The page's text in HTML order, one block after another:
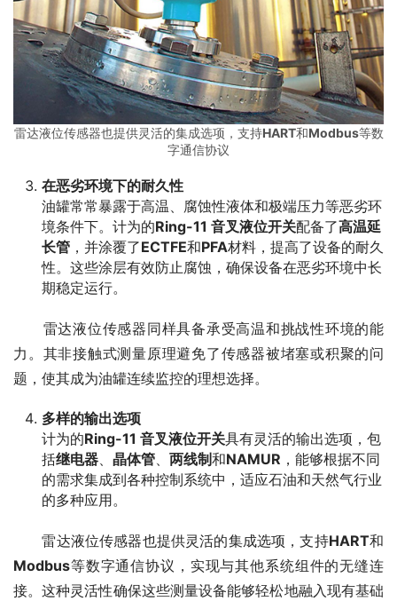
雷达液位传感器也提供灵活的集成选项，支持HART和Modbus等数
字通信协议
在恶劣环境下的耐久性
油罐常常暴露于高温、腐蚀性液体和极端压力等恶劣环
境条件下。计为的Ring-11 音叉液位开关配备了高温延
长管 ，并涂覆了ECTFE和PFA材料，提高了设备的耐久
性。这些涂层有效防止腐蚀，确保设备在恶劣环境中长
期稳定运行。
雷达液位传感器同样具备承受高温和挑战性环境的能
力。其非接触式测量原理避免了传感器被堵塞或积聚的问
题，使其成为油罐连续监控的理想选择。
多样的输出选项
计为的Ring-11 音叉液位开关具有灵活的输出选项，包
括继电器、 晶体管、 两线制和NAMUR ，能够根据不同
的需求集成到各种控制系统中，适应石油和天然气行业
的多种应用。
雷达液位传感器也提供灵活的集成选项，支持HART和
Modbus等数字通信协议，实现与其他系统组件的无缝连
接。这种灵活性确保这些测量设备能够轻松地融入现有基础